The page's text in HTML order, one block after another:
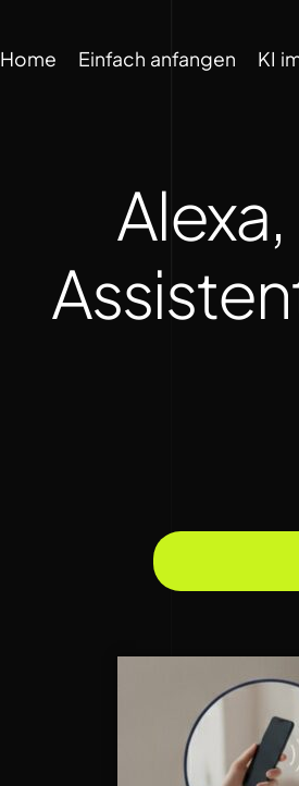
Home Einfach anfangen KI